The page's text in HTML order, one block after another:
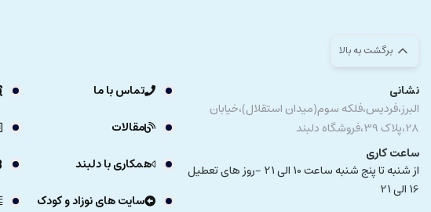
برگشت به بالا
نشانی
البرز،فردیس،فلکه سوم(میدان استقلال)،خیابان
28،پلاک 39،فروشگاه دلبند
ساعت کاری
از شنبه تا پنج شنبه ساعت 10 الی 21 -روز های تعطیل
16 الی 21
تماس با ما
مقالات
همکاری با دلبند
سایت های نوزاد و کودک